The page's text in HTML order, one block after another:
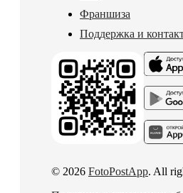
Франшиза
Поддержка и
© 2026 FotoPostApp. All